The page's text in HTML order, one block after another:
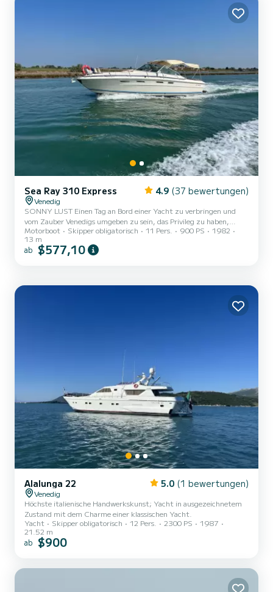
Sea Ray 310 Express 4.9 (37 bewertungen)
Venedig
SONNY LUST Einen Tag an Bord einer Yacht zu verbringen und
vom Zauber Venedigs umgeben zu sein, das Privileg zu haben,
unvergessliche Momente zu verbringen, das ist die Mission der
Besatzung der Sonny Lust Dieses faszinierende Boot ist ideal für
einen Tagesausflug mit der ganzen Familie und den liebsten
die anspruchsvollsten Gäste zufriedenstellen. Die Schönheit uns...
Motorboot Skipper obligatorisch 11 Pers. 900 PS
1982
13 m
ab $577,10
Alalunga 22 5.0 (1 bewertungen)
Venedig
Höchste italienische Handwerkskunst; Yacht in ausgezeichnetem
Zustand mit dem Charme einer klassischen Yacht.
Yacht
Skipper obligatorisch 12 Pers. 2300 PS
1987
21.52 m
ab $900